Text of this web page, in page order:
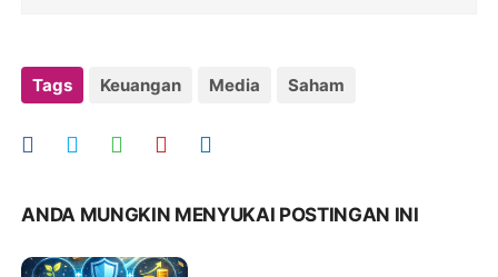
Tags Keuangan Media Saham
ANDA MUNGKIN MENYUKAI POSTINGAN INI